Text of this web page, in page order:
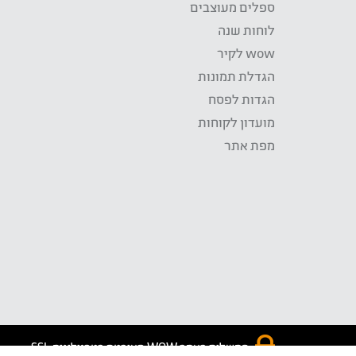
ספלים מעוצבים
לוחות שנה
wow לקיר
הגדלת תמונות
הגדות לפסח
מועדון לקוחות
מפת אתר
התשלום באתר WOW מאובטח בטכנולוגית SSL